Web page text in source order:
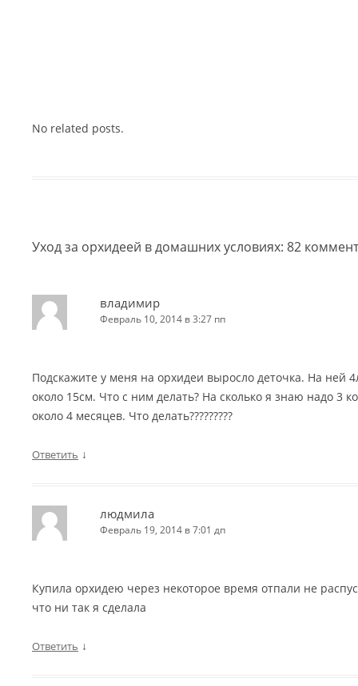
No related posts.
Уход за орхидеей в домашних условиях: 82
владимир
Февраль 10, 2014 в 3:27 пп
Подскажите у меня на орхидеи выросло деточка. На ней
около 15см. Что с ним делать? На сколько я знаю надо 3
около 4 месяцев. Что делать?????????
Ответить ↓
людмила
Февраль 19, 2014 в 7:01 дп
Купила орхидею через некоторое время отпали не
что ни так я сделала
Ответить ↓